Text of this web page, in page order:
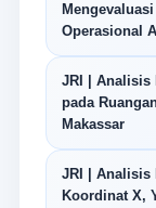
Operasional
JRI | Analisis
pada
Makassar
JRI | Analisis
Koordinat X,